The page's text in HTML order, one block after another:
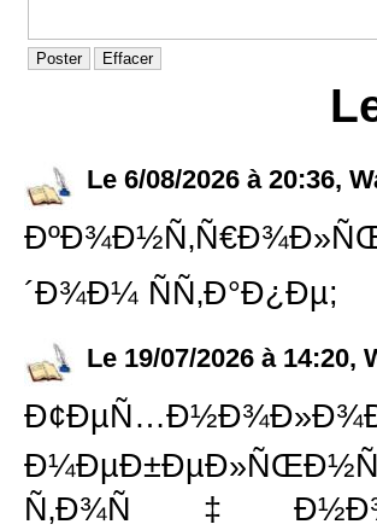
Le 6/08/2026 à 20:36,
´Ð¾Ð¼ ÑÑ‚Ð°Ð¿Ðµ;
Le 19/07/2026 à
Ñ‚Ð¾Ñ‡Ð½Ð¾Ðµ